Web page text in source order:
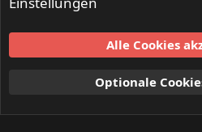
Nutzungsbedingungen
S
Alle Cookies
Optionale